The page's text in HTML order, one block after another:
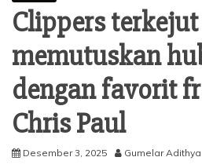
Clippers
memutuskan
dengan favorit
Chris Paul
Desember 3, 2025 Gumelar Adithya